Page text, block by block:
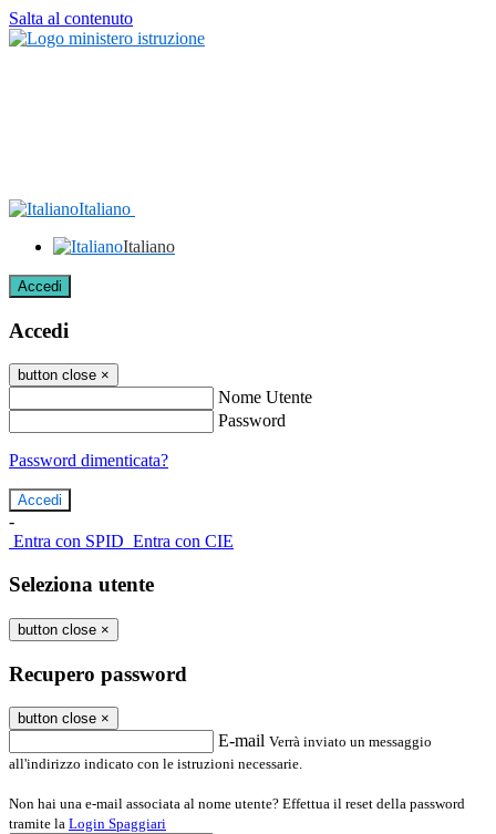
Salta al contenuto
Italiano
Italiano
Accedi
Accedi
button close ×
Nome Utente
Password
Password dimenticata?
-
Entra con SPID Entra con CIE
Seleziona utente
button close ×
Recupero password
button close ×
E-mail Verrà inviato un messaggio
all'indirizzo indicato con le istruzioni necessarie.
Non hai una e-mail associata al nome utente? Effettua il reset della password
tramite la Login Spaggiari